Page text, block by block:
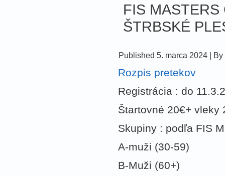
FIS
ŠTRBSKÉ
Published 5. marca 2024 | By
Rozpis pretekov
Registrácia : do
Štartovné 20€+ vleky
Skupiny : podľa FIS
A-muži (30-59)
B-Muži (60+)